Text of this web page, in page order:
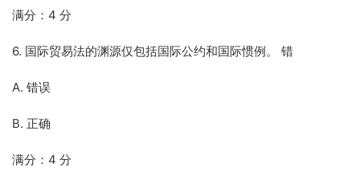
满分：4 分
6. 国际贸易法的渊源仅包括国际公约和国际惯例。 错
A. 错误
B. 正确
满分：4 分